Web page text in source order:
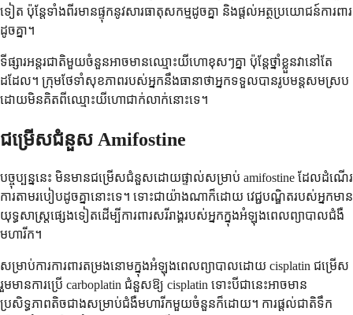
ទៀត ប៉ុន្តែ​ទាំងពីរ​មាន​ផ្ទុក​នូវ​សារធាតុ​សកម្ម​ដូចគ្នា និង​ផ្តល់​អត្ថប្រយោជន៍​ការពារ​
ដូចគ្នា។
ទីផ្សារ​អន្តរជាតិ​មួយ​ចំនួន​អាច​មាន​ឈ្មោះ​យីហោ​ខុសៗ​គ្នា ប៉ុន្តែ​ថ្នាំ​ខ្លួន​វា​នៅតែ​
ដដែល។ ក្រុម​ថែទាំ​សុខភាព​របស់​អ្នក​នឹង​ធានា​ថា​អ្នក​ទទួល​បាន​រូបមន្ត​សមស្រប​
ដោយ​មិន​គិត​ពី​ឈ្មោះ​យីហោ​ជាក់លាក់​នោះទេ។
ជម្រើស​ជំនួស Amifostine
បច្ចុប្បន្ន​នេះ មិនមាន​ជម្រើស​ជំនួស​ដោយផ្ទាល់​សម្រាប់ amifostine ដែល​ដំណើរ
ការ​តាម​របៀប​ដូចគ្នា​នោះទេ។ ទោះជាយ៉ាងណាក៏ដោយ វេជ្ជបណ្ឌិត​របស់​អ្នក​មាន​
យុទ្ធសាស្ត្រ​ផ្សេងទៀត​ដើម្បី​ការពារ​សរីរាង្គ​របស់​អ្នក​ក្នុងអំឡុងពេល​ព្យាបាល​ជំងឺ​
មហារីក។
សម្រាប់ការការពារ​តម្រងនោម​ក្នុងអំឡុងពេល​ព្យាបាល​ដោយ cisplatin ជម្រើស​
រួមមាន​ការប្រើ carboplatin ជំនួស​ឱ្យ cisplatin ទោះបីជា​នេះ​អាច​មាន​
ប្រសិទ្ធភាព​តិច​ជាង​សម្រាប់​ជំងឺ​មហារីក​មួយ​ចំនួន​ក៏ដោយ។ ការផ្តល់​ជាតិ​ទឹក​